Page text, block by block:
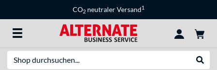
CO2 neutraler Versand1